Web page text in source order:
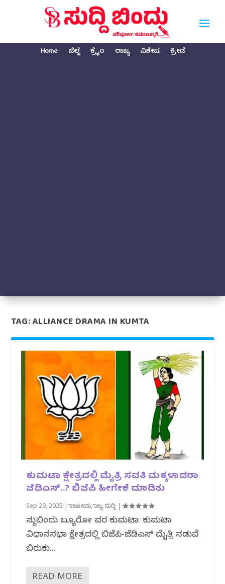
Home ಜಿಲ್ಲೆ ಕ್ರೈಂ ರಾಜ್ಯ ವಿಶೇಷ ಕ್ರೀಡೆ
TAG:ALLIANCE DRAMA IN KUMTA
ಕುಮಟಾ ಕ್ಷೇತ್ರದಲ್ಲಿ ಮೈತ್ರಿ ಸವತಿ ಮಕ್ಕಳಾದರಾ
ಜೆಡಿಎಸ್..? ಬಿಜೆಪಿ ಹೀಗೇಕೆ ಮಾಡಿತು
Sep 29, 2025 |ರಾಜಕೀಯ,ರಾಜ್ಯ ಸುದ್ದಿ |
ಸುದ್ದಿಬಿಂದು ಬ್ಯೂರೋ ವರದಿ ಕುಮಟಾ: ಕುಮಟಾ
ವಿಧಾನಸಭಾ ಕ್ಷೇತ್ರದಲ್ಲಿ ಬಿಜೆಪಿ-ಜೆಡಿಎಸ್ ಮೈತ್ರಿ ನಡುವೆ
ಬಿರುಕು...
READ MORE